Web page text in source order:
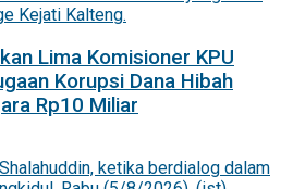
Lima Komisioner KPU
Korupsi Dana Hibah
Rp10 Miliar